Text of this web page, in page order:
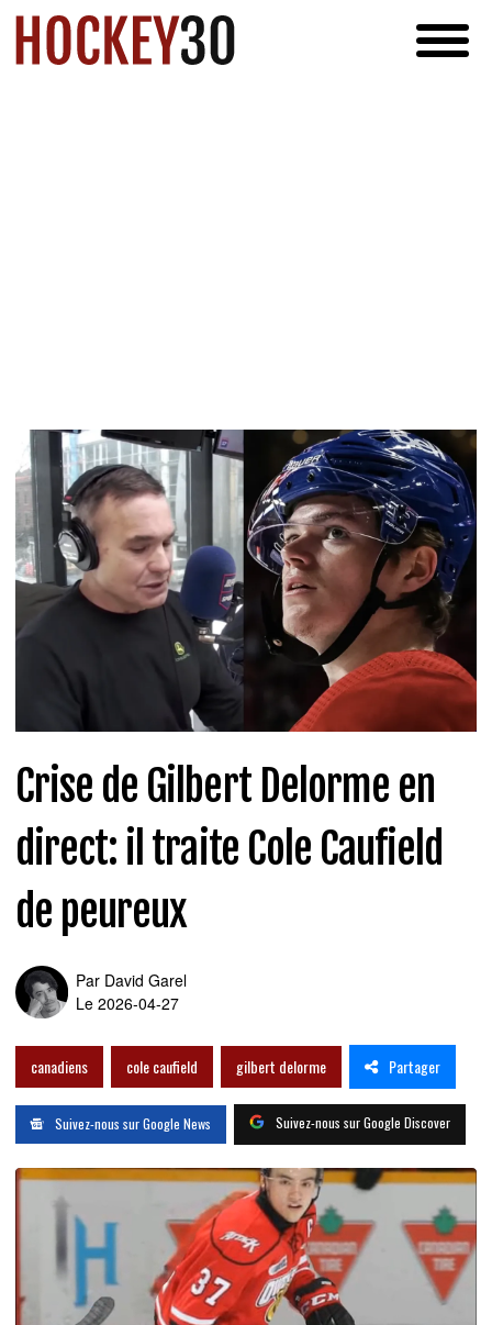
Crise de Gilbert Delorme en
direct: il traite Cole Caufield
de peureux
Par David Garel
Le 2026-04-27
canadiens cole caufield gilbert delorme Partager
Suivez-nous sur Google News Suivez-nous sur Google Discover